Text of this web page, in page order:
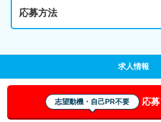
応募方法
求人情報
志望動機・自己PR不要 応募